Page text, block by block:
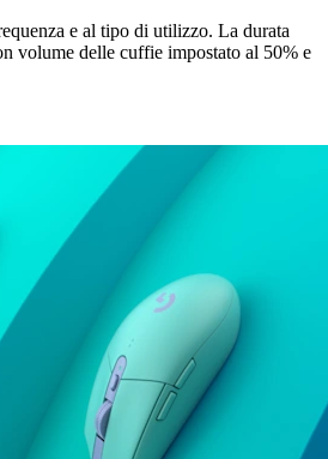
e al tipo di utilizzo. La durata
volume delle cuffie impostato al 50% e